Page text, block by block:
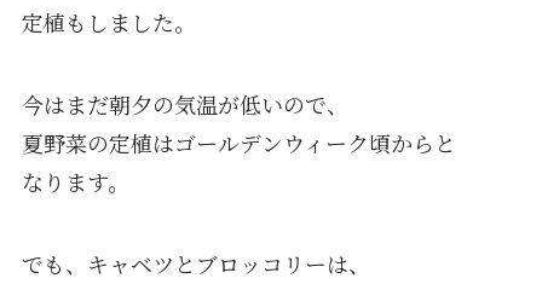
定植もしました。
今はまだ朝夕の気温が低いので、
夏野菜の定植はゴールデンウィーク頃からと
なります。
でも、キャベツとブロッコリーは、